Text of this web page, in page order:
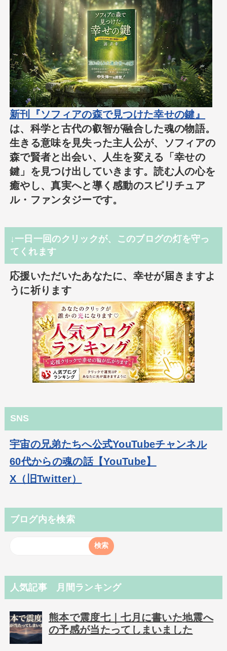
新刊『ソフィアの森で見つけた幸せの鍵』
は、科学と古代の叡智が融合した魂の物語。
生きる意味を見失った主人公が、ソフィアの
森で賢者と出会い、人生を変える「幸せの
鍵」を見つけ出していきます。読む人の心を
癒やし、真実へと導く感動のスピリチュア
ル・ファンタジーです。
↓一日一回のクリックが、このブログの灯を守っ
てくれます
応援いただいたあなたに、幸せが届きますよ
うに祈ります
SNS
宇宙の兄弟たちへ公式YouTubeチャンネル
60代からの魂の話【YouTube】
X（旧Twitter）
ブログ内を検索
人気記事 月間ランキング
熊本で震度七｜七月に書いた地震へ
の予感が当たってしまいました